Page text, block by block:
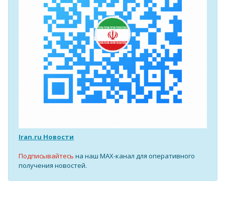
Iran.ru Новости
Подписывайтесь на наш MAX-канал для оперативного
получения новостей.